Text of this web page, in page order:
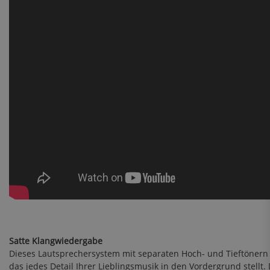
Satte Klangwiedergabe
Dieses Lautsprechersystem mit separaten Hoch- und
das jedes Detail Ihrer Lieblingsmusik in den Vordergrund